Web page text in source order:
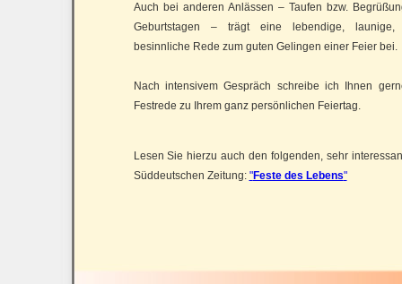
Auch bei anderen Anlässen – Taufen bzw.
Geburtstagen – trägt eine lebendige, launige,
besinnliche Rede zum guten Gelingen einer Feier bei.
Nach intensivem Gespräch schreibe ich Ihnen
Festrede zu Ihrem ganz persönlichen Feiertag.
Lesen Sie hierzu auch den folgenden, sehr
Süddeutschen Zeitung: "Feste des Lebens"